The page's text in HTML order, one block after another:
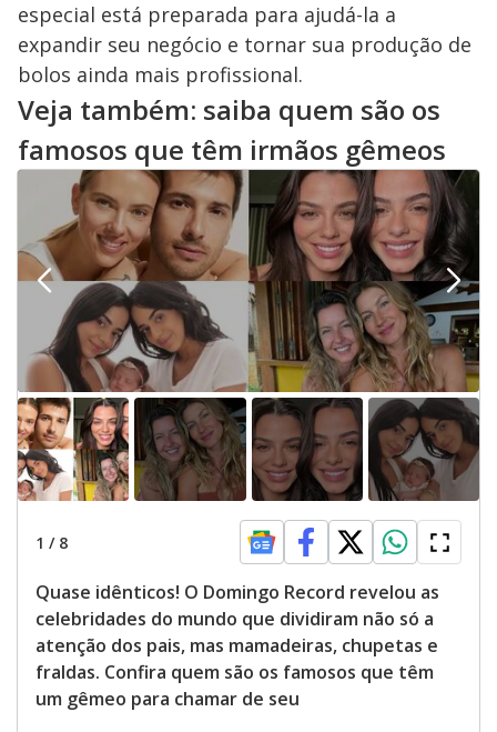
especial está preparada para ajudá-la a
expandir seu negócio e tornar sua produção de
bolos ainda mais profissional.
Veja também: saiba quem são os
famosos que têm irmãos gêmeos
1 / 8
Quase idênticos! O Domingo Record revelou as
celebridades do mundo que dividiram não só a
atenção dos pais, mas mamadeiras, chupetas e
fraldas. Confira quem são os famosos que têm
um gêmeo para chamar de seu